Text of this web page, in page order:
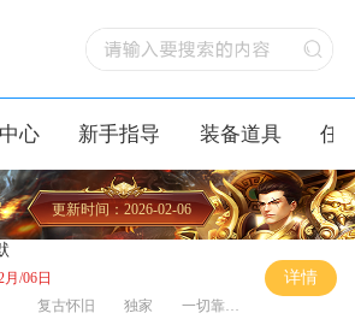
心 新手指导 装备道具 任
更新时间：2026-02-06
月/06日
复古怀旧 独家 一切靠打
详情